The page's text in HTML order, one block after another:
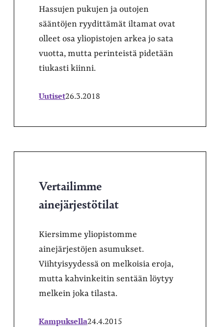
Hassujen pukujen ja outojen
sääntöjen ryydittämät iltamat ovat
olleet osa yliopistojen arkea jo sata
vuotta, mutta perinteistä pidetään
tiukasti kiinni.
Uutiset26.3.2018
Vertailimme
ainejärjestötilat
Kiersimme yliopistomme
ainejärjestöjen asumukset.
Viihtyisyydessä on melkoisia eroja,
mutta kahvinkeitin sentään löytyy
melkein joka tilasta.
Kampuksella24.4.2015